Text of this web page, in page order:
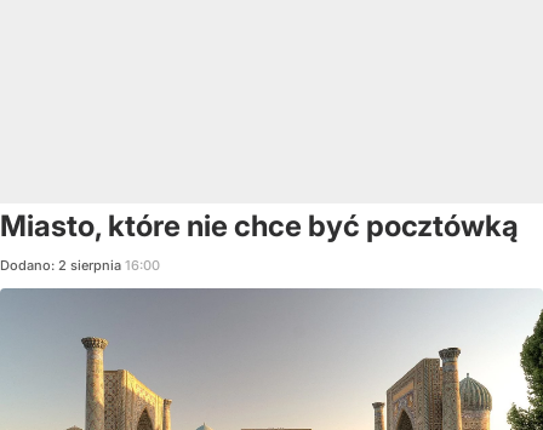
Miasto, które nie chce być pocztówką
Dodano: 2 sierpnia 16:00